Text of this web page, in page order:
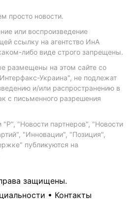
просто новости.
или воспроизведение
ссылку на агентство ИнА
либо виде строго запрещены.
размещены на этом сайте со
Украина", не подлежат
и/или распространению в
с письменного разрешения
"Новости партнеров", "Новости
"Инновации", "Позиция",
публикуются на
защищены.
• Контакты